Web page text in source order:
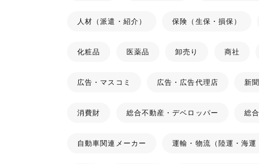
人材（派遣・紹介） 保険（生保・損保）
化粧品 医薬品 卸売り 商社
広告・マスコミ 広告・広告代理店 新
消費財 総合不動産・デベロッパー 総
自動車関連メーカー 運輸・物流（陸運・海運